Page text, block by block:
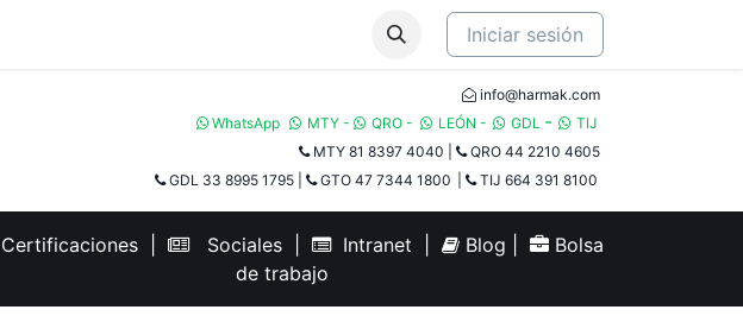
Iniciar sesión
info@harmak.com
WhatsApp
MTY - QRO - LEÓN - GDL -
TIJ​
MTY 81 8397 4040
QRO 44 2210 4605
GDL 33 8995 1795
GTO 47 7344 1800 TIJ 664 391 8100
Certificaciones Sociales Intranet Blog
Bolsa
de trabajo